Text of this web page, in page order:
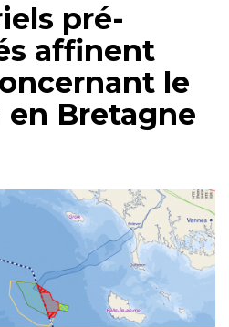
pré-
affinent
le
en Bretagne